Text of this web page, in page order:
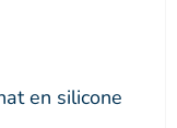
en silicone